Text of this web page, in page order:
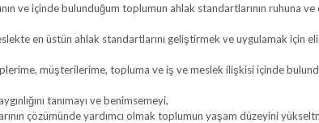
ve içinde bulunduğum toplumun ahlak standartlarının ruhuna ve
en üstün ahlak standartlarını geliştirmek ve uygulamak için
müşterilerime, topluma ve iş ve meslek ilişkisi içinde
tanımayı ve benimsemeyi,
çözümünde yardımcı olmak toplumun yaşam düzeyini